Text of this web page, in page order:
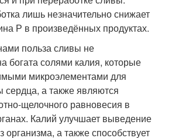
лишь незначительно снижает
Р в произведённых продуктах.
польза сливы не
богата солями калия, которые
микроэлементами для
сердца, а также являются
щелочного равновесия в
Калий улучшает выведение
а также способствует